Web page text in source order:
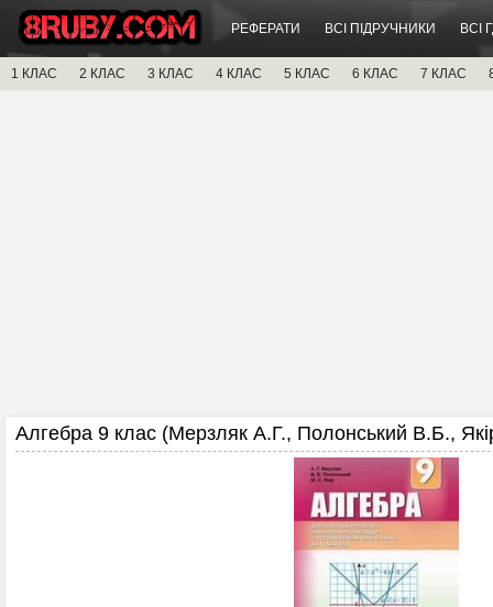
РЕФЕРАТИ ВСІ ПІДРУЧНИКИ ВСІ
1 КЛАС 2 КЛАС 3 КЛАС 4 КЛАС 5 КЛАС 6 КЛАС 7 КЛАС
Алгебра 9 клас (Мерзляк А.Г., Полонський В.Б.,